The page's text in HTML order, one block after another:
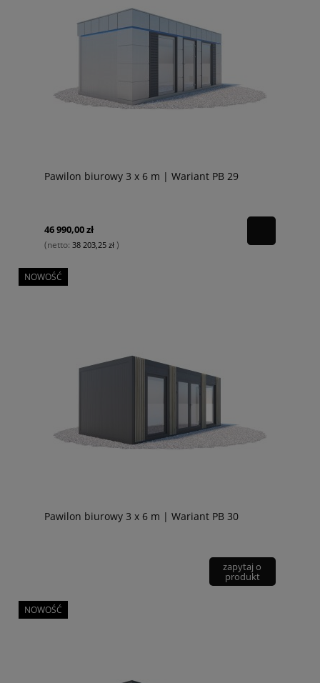
Pawilon biurowy 3 x 6 m | Wariant PB 29
46 990,00 zł
(netto: 38 203,25 zł )
Pawilon biurowy 3 x 6 m | Wariant PB 30
zapytaj o
produkt
NOWOŚĆ
NOWOŚĆ